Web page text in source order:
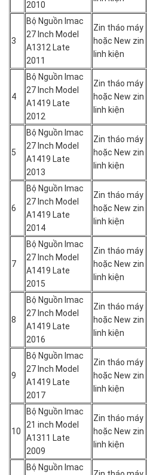
Center
được
phục
chuyên
nghiệp
tại
Chí
MInh.
2010
3
Bộ Nguồn Imac
27 Inch Model
A1312 Late
2011
Zin tháo máy
hoặc New zin
linh kiện
4
Bộ Nguồn Imac
27 Inch Model
A1419 Late
2012
Zin tháo máy
hoặc New zin
linh kiện
5
Bộ Nguồn Imac
27 Inch Model
A1419 Late
2013
Zin tháo máy
hoặc New zin
linh kiện
6
Bộ Nguồn Imac
27 Inch Model
A1419 Late
2014
Zin tháo máy
hoặc New zin
linh kiện
7
Bộ Nguồn Imac
27 Inch Model
A1419 Late
2015
Zin tháo máy
hoặc New zin
linh kiện
8
Bộ Nguồn Imac
27 Inch Model
A1419 Late
2016
Zin tháo máy
hoặc New zin
linh kiện
9
Bộ Nguồn Imac
27 Inch Model
A1419 Late
2017
Zin tháo máy
hoặc New zin
linh kiện
10
Bộ Nguồn Imac
21 inch Model
A1311 Late
2009
Zin tháo máy
hoặc New zin
linh kiện
Bộ Nguồn Imac